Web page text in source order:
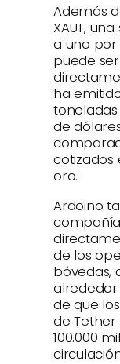
Además
XAUT,
a uno por
puede
ha
toneladas
de
cotizados
oro.
Ardoino
de los
bóvedas,
alrededor
de que
de
100.000